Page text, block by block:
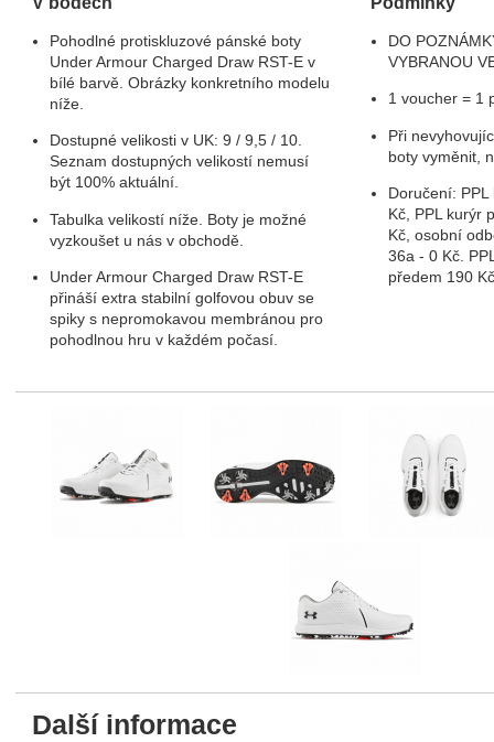
Pohodlné protiskluzové pánské boty
Under Armour Charged Draw RST-E v
bílé barvě. Obrázky konkretního modelu
níže.
Dostupné velikosti v UK: 9 / 9,5 / 10.
Seznam dostupných velikostí nemusí
být 100% aktuální.
Tabulka velikostí níže. Boty je možné
vyzkoušet u nás v obchodě.
Under Armour Charged Draw RST-E
přináší extra stabilní golfovou obuv se
spiky s nepromokavou membránou pro
pohodlnou hru v každém počasí.
DO
VYBRANOU
1 voucher = 1
Při
boty vyměnit,
Doručení:
Kč, PPL kurýr
Kč, osobní
36a - 0 Kč.
předem 190 Kč
Další informace